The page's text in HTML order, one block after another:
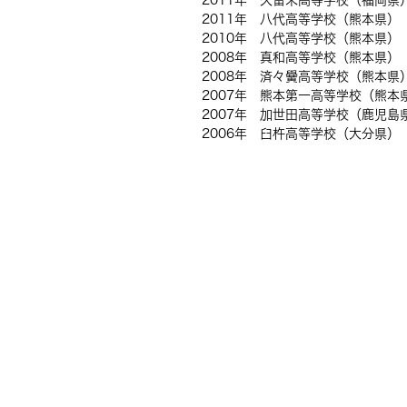
2011年 八代高等学校（熊本県）
2010年 八代高等学校（熊本県）
2008年 真和高等学校（熊本県）
2008年 済々黌高等学校（熊本県
2007年 熊本第一高等学校（熊本県
2007年 加世田高等学校（鹿児島県
2006年 臼杵高等学校（大分県）